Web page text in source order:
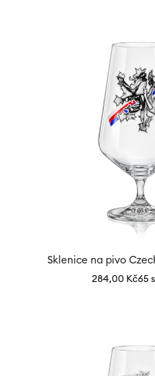
Sklenice na pivo
284,00 Kč65